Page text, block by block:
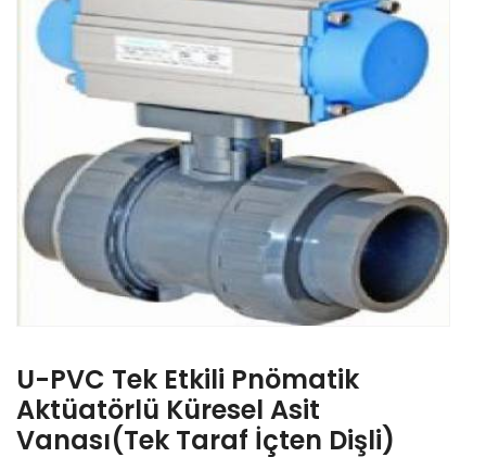
U-PVC Tek Etkili Pnömatik
Aktüatörlü Küresel Asit
Vanası(Tek Taraf İçten Dişli)